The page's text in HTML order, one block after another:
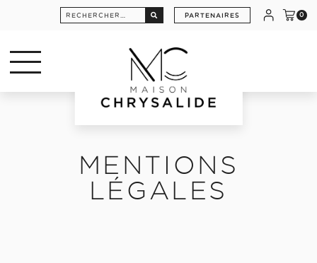
Rechercher : PARTENAIRES 0
MENTIONS
LÉGALES